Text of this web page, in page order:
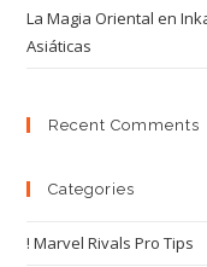
La Magia Oriental en
Asiáticas
Recent Comments
Categories
! Marvel Rivals Pro Tips